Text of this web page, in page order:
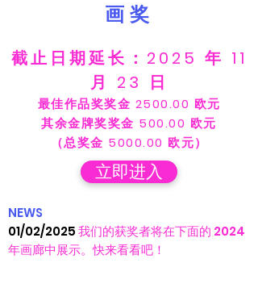
画奖
截止日期延长：2025 年 11
月 23 日
最佳作品奖奖金 2500.00 欧元
其余金牌奖奖金 500.00 欧元
（总奖金 5000.00 欧元）
立即进入
NEWS
01/02/2025我们的获奖者将在下面的 2024
年画廊中展示。快来看看吧！